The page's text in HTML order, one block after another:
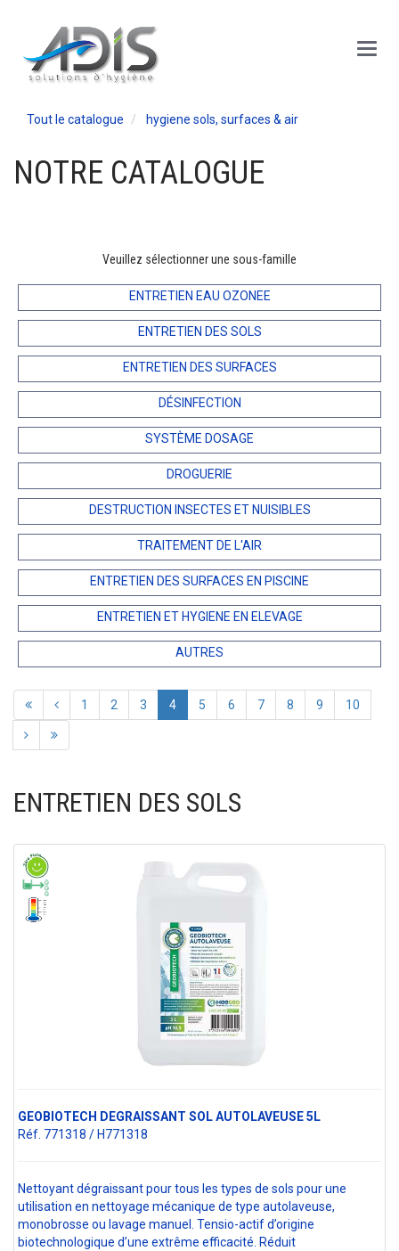
Main
Menu
Tout le catalogue hygiene sols, surfaces & air
NOTRE CATALOGUE
Veuillez sélectionner une sous-famille
ENTRETIEN EAU OZONEE
ENTRETIEN DES SOLS
ENTRETIEN DES SURFACES
DÉSINFECTION
SYSTÈME DOSAGE
DROGUERIE
DESTRUCTION INSECTES ET NUISIBLES
TRAITEMENT DE L'AIR
ENTRETIEN DES SURFACES EN PISCINE
ENTRETIEN ET HYGIENE EN ELEVAGE
AUTRES
1 2 3 4 5 6 7 8 9 10
ENTRETIEN DES SOLS
GEOBIOTECH DEGRAISSANT SOL AUTOLAVEUSE 5L
Réf. 771318 / H771318
Nettoyant dégraissant pour tous les types de sols pour une
utilisation en nettoyage mécanique de type autolaveuse,
monobrosse ou lavage manuel. Tensio-actif d’origine
biotechnologique d’une extrême efficacité. Réduit